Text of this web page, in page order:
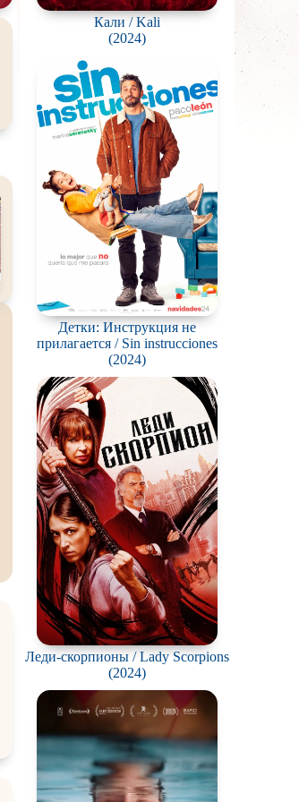
Кали / Kali
(2024)
Детки: Инструкция не
прилагается / Sin instrucciones
(2024)
Леди-скорпионы / Lady Scorpions
(2024)